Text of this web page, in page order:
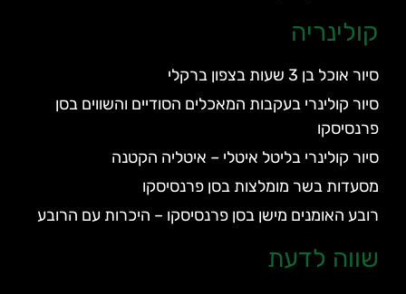
קולינריה
סיור אוכל בן 3 שעות בצפון ברקלי
סיור קולינרי בעקבות המאכלים הסודיים והשווים בסן
פרנסיסקו
סיור קולינרי בליטל איטלי – איטליה הקטנה
מסעדות בשר מומלצות בסן פרנסיסקו
רובע האומנים מישן בסן פרנסיסקו – היכרות עם הרובע
שווה לדעת